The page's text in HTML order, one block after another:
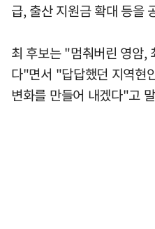
급, 출산 지원금 확대 등을
최 후보는 "멈춰버린 영암,
다"면서 "답답했던 지역현
변화를 만들어 내겠다"고